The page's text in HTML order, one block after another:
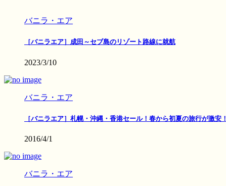
バニラ・エア
［バニラエア］成田～セブ島のリゾート路線に就航
2023/3/10
バニラ・エア
［バニラエア］札幌・沖縄・香港セール！春から初夏の旅行が激安！
2016/4/1
バニラ・エア